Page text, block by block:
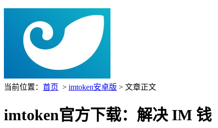
当前位置： 首页 > imtoken安卓版 > 文章正文
imtoken官方下载：解决 IM 钱